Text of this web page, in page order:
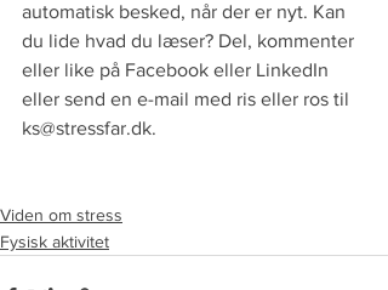
automatisk besked, når der er nyt. Kan
du lide hvad du læser? Del, kommenter
eller like på Facebook eller LinkedIn
eller send en e-mail med ris eller ros til
ks@stressfar.dk.
Viden om stress
Fysisk aktivitet